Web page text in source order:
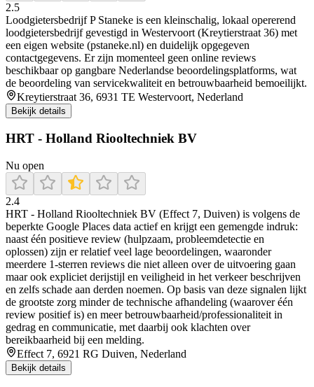
2.5
Loodgietersbedrijf P Staneke is een kleinschalig, lokaal opererend
loodgietersbedrijf gevestigd in Westervoort (Kreytierstraat 36) met
een eigen website (pstaneke.nl) en duidelijk opgegeven
contactgegevens. Er zijn momenteel geen online reviews
beschikbaar op gangbare Nederlandse beoordelingsplatforms, wat
de beoordeling van servicekwaliteit en betrouwbaarheid bemoeilijkt.
Kreytierstraat 36, 6931 TE Westervoort, Nederland
Bekijk details
HRT - Holland Riooltechniek BV
Nu open
2.4
HRT - Holland Riooltechniek BV (Effect 7, Duiven) is volgens de
beperkte Google Places data actief en krijgt een gemengde indruk:
naast één positieve review (hulpzaam, probleemdetectie en
oplossen) zijn er relatief veel lage beoordelingen, waaronder
meerdere 1-sterren reviews die niet alleen over de uitvoering gaan
maar ook expliciet derijstijl en veiligheid in het verkeer beschrijven
en zelfs schade aan derden noemen. Op basis van deze signalen lijkt
de grootste zorg minder de technische afhandeling (waarover één
review positief is) en meer betrouwbaarheid/professionaliteit in
gedrag en communicatie, met daarbij ook klachten over
bereikbaarheid bij een melding.
Effect 7, 6921 RG Duiven, Nederland
Bekijk details